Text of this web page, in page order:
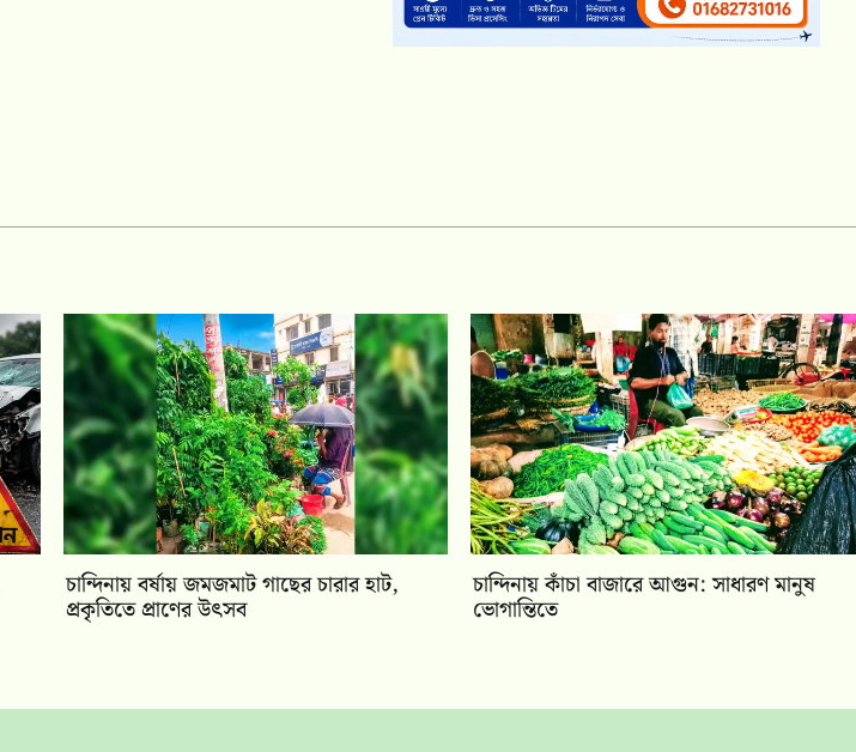
চান্দিনায় বর্ষায় জমজমাট গাছের চারার হাট,
প্রকৃতিতে প্রাণের উৎসব
চান্দিনায় কাঁচা বাজারে আগুন: সাধারণ মানুষ
ভোগান্তিতে